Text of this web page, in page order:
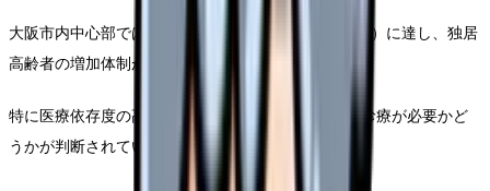
大阪市内中心部では、高齢化率が28.9%（2024年現在）に達し、独居
高齢者の増加体制が整っている。
特に医療依存度の高い患者が多く、24時間での訪問診療が必要かど
うかが判断されている。